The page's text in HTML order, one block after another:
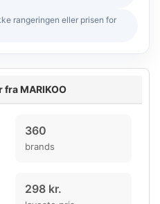
rangeringen eller prisen for
MARIKOO
360
brands
298 kr.